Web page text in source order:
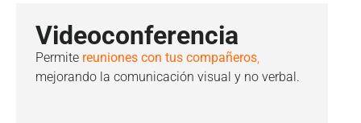
Videoconferencia
Permite reuniones con tus compañeros,
mejorando la comunicación visual y no verbal.